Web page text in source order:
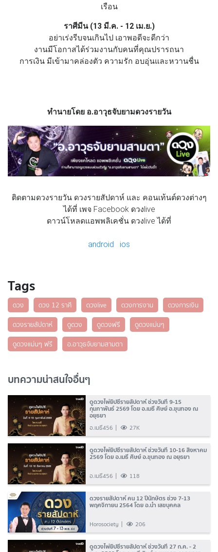
เรือน
ราศีมีน (13 มี.ค. - 12 เม.ย.)
อย่าเร่งรีบจนเกินไป เอาพอดีจะดีกว่า
งานมีโอกาสได้ร่วมงานกับคนที่คุณปรารถนา
การเงิน มีเข้ามาคล่องตัว ความรัก อบอุ่นและหวานชื่น
ทำนายโดย อ.อาวุธจับยามดวงรายวัน
ติดตามดวงรายวัน ดวงรายสัปดาห์ และ คอนเท้นต์ดวงต่างๆ
ได้ที่ เพจ Facebook ดวงlive
ดาวน์โหลดแอพพลิเคชั่น ดวงlive ได้ที่
android ios
Tags
ดวง ดวง 12 ราศี ดวงlive ดวงการงาน
ดวงการเงิน
ดวงรายสัปดาห์
ดูดวง ดูดวงฟรี
ดูดวงแม่นๆ
ดูดวงแม่นๆ ฟรี
อ.อาวุธจับยามสามตา
บทความน่าสนใจอื่นๆ
ดูดวงไพ่ยิปซีรายสัปดาห์ ช่วงวันที่ 9-15
กุมภาพันธ์ 2569 โดย อ.เมธี ศิษย์ อ.ขุนทอง ณ
อยุธยา
อ.เมธี456 27K
ดูดวงไพ่ยิปซีรายสัปดาห์ ช่วงวันที่ 10-16 สิงหาคม
2569 โดย อ.เมธี ศิษย์ อ.ขุนทอง ณ อยุธยา
อ.เมธี456 118
ดวงรายสัปดาห์ คน 12 ปีนักษัตร ช่วง 7-13
พฤศจิกายน 2564 โดย อ.นำ เสขบุคคล
Horosociety 206
ดูดวงไพ่ยิปซีรายสัปดาห์ ช่วงวันที่ 27 ก.ค. - 2